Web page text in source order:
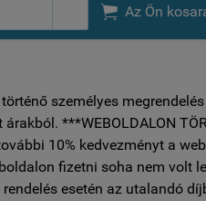
 Az Ön
személyes
***WEBOLDALON
10% kedvezményt a
fizetni soha nem volt
esetén az utalandó